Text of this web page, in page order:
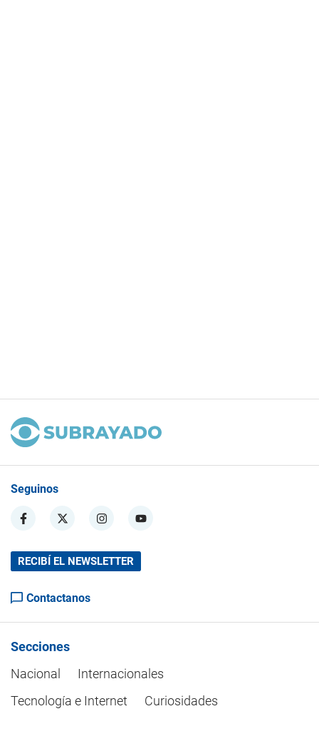
Seguinos
RECIBÍ EL NEWSLETTER
Contactanos
Secciones
Nacional
Internacionales
Tecnología e Internet
Curiosidades